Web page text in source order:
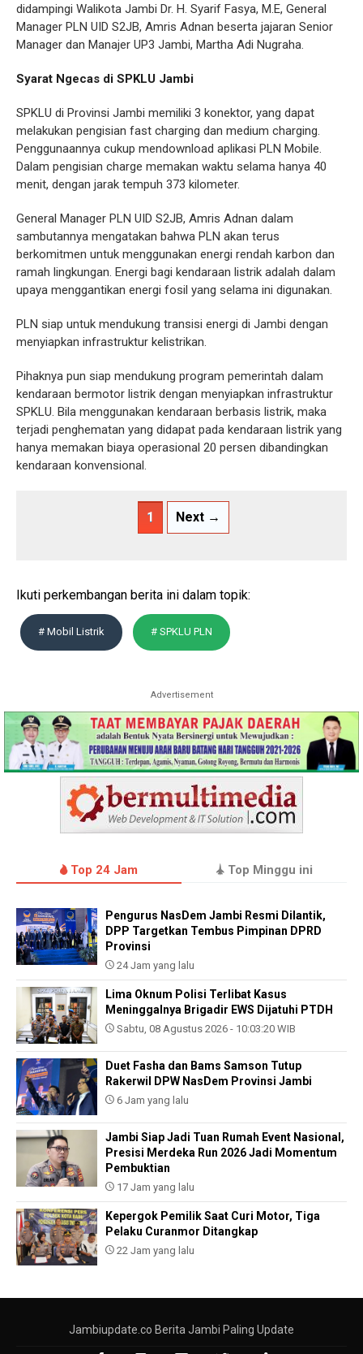
didampingi Walikota Jambi Dr. H. Syarif Fasya, M.E, General
Manager PLN UID S2JB, Amris Adnan beserta jajaran Senior
Manager dan Manajer UP3 Jambi, Martha Adi Nugraha.
Syarat Ngecas di SPKLU Jambi
SPKLU di Provinsi Jambi memiliki 3 konektor, yang dapat
melakukan pengisian fast charging dan medium charging.
Penggunaannya cukup mendownload aplikasi PLN Mobile.
Dalam pengisian charge memakan waktu selama hanya 40
menit, dengan jarak tempuh 373 kilometer.
General Manager PLN UID S2JB, Amris Adnan dalam
sambutannya mengatakan bahwa PLN akan terus
berkomitmen untuk menggunakan energi rendah karbon dan
ramah lingkungan. Energi bagi kendaraan listrik adalah dalam
upaya menggantikan energi fosil yang selama ini digunakan.
PLN siap untuk mendukung transisi energi di Jambi dengan
menyiapkan infrastruktur kelistrikan.
Pihaknya pun siap mendukung program pemerintah dalam
kendaraan bermotor listrik dengan menyiapkan infrastruktur
SPKLU. Bila menggunakan kendaraan berbasis listrik, maka
terjadi penghematan yang didapat pada kendaraan listrik yang
hanya memakan biaya operasional 20 persen dibandingkan
kendaraan konvensional.
1 Next →
Ikuti perkembangan berita ini dalam topik:
# Mobil Listrik # SPKLU PLN
Advertisement
Top 24 Jam Top Minggu ini
Pengurus NasDem Jambi Resmi Dilantik,
DPP Targetkan Tembus Pimpinan DPRD
Provinsi
24 Jam yang lalu
Lima Oknum Polisi Terlibat Kasus
Meninggalnya Brigadir EWS Dijatuhi PTDH
Sabtu, 08 Agustus 2026 - 10:03:20 WIB
Duet Fasha dan Bams Samson Tutup
Rakerwil DPW NasDem Provinsi Jambi
6 Jam yang lalu
Jambi Siap Jadi Tuan Rumah Event Nasional,
Presisi Merdeka Run 2026 Jadi Momentum
Pembuktian
17 Jam yang lalu
Kepergok Pemilik Saat Curi Motor, Tiga
Pelaku Curanmor Ditangkap
22 Jam yang lalu
Jambiupdate.co Berita Jambi Paling Update